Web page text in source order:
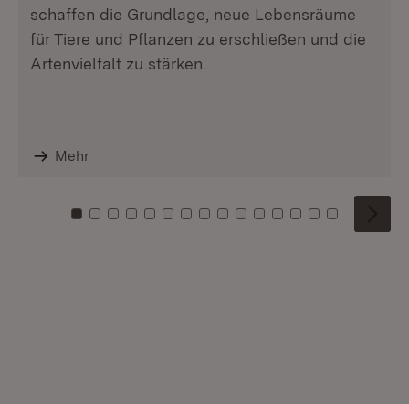
schaffen die Grundlage, neue Lebensräume
für Tiere und Pflanzen zu erschließen und die
Artenvielfalt zu stärken.
Mehr
Zu Kachel: 0
Zu Kachel: 1
Zu Kachel: 2
Zu Kachel: 3
Zu Kachel: 4
Zu Kachel: 5
Zu Kachel: 6
Zu Kachel: 7
Zu Kachel: 8
Zu Kachel: 9
Zu Kachel: 10
Zu Kachel: 11
Zu Kachel: 12
Zu Kachel:
Zu